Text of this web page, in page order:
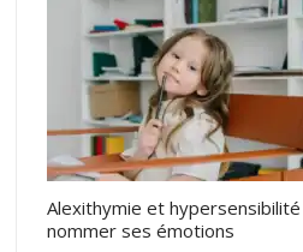
Alexithymie et hypersensibilité
nommer ses émotions